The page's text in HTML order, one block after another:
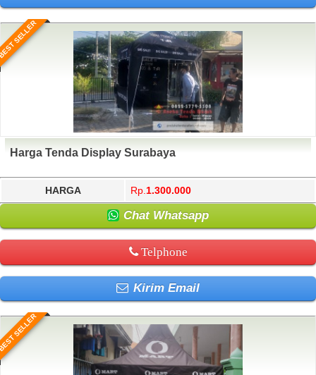
SELLER
Harga Tenda Display Surabaya
HARGA Rp. 1.300.000
Chat Whatsapp
Telphone
Kirim Email
SELLER